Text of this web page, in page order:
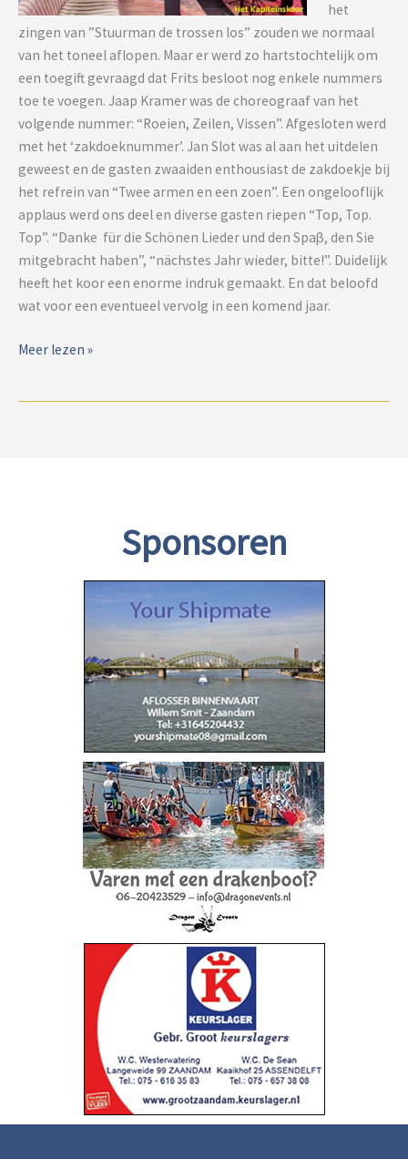
het
zingen van ”Stuurman de trossen los” zouden we normaal
van het toneel aflopen. Maar er werd zo hartstochtelijk om
een toegift gevraagd dat Frits besloot nog enkele nummers
toe te voegen. Jaap Kramer was de choreograaf van het
volgende nummer: “Roeien, Zeilen, Vissen”. Afgesloten werd
met het ‘zakdoeknummer’. Jan Slot was al aan het uitdelen
geweest en de gasten zwaaiden enthousiast de zakdoekje bij
het refrein van “Twee armen en een zoen”. Een ongelooflijk
applaus werd ons deel en diverse gasten riepen “Top, Top.
Top”. “Danke für die Schönen Lieder und den Spaβ, den Sie
mitgebracht haben”, “nächstes Jahr wieder, bitte!”. Duidelijk
heeft het koor een enorme indruk gemaakt. En dat beloofd
wat voor een eventueel vervolg in een komend jaar.
Kapiteinskoor
Meer lezen »
Sponsoren